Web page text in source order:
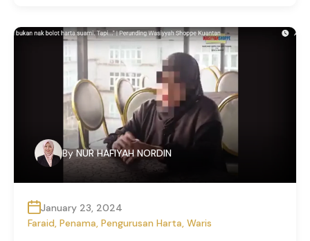
By NUR HAFIYAH NORDIN
January 23, 2024
Faraid, Penama, Pengurusan Harta, Waris